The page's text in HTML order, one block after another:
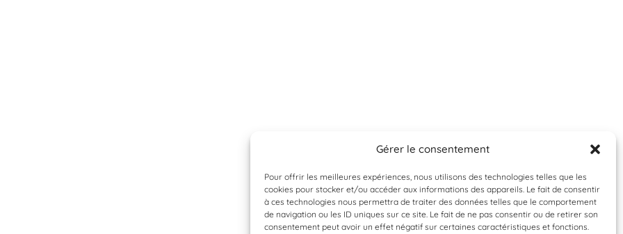
Gérer le consentement
Pour offrir les meilleures expériences, nous utilisons des technologies telles que les
cookies pour stocker et/ou accéder aux informations des appareils. Le fait de consentir
à ces technologies nous permettra de traiter des données telles que le comportement
de navigation ou les ID uniques sur ce site. Le fait de ne pas consentir ou de retirer son
consentement peut avoir un effet négatif sur certaines caractéristiques et fonctions.